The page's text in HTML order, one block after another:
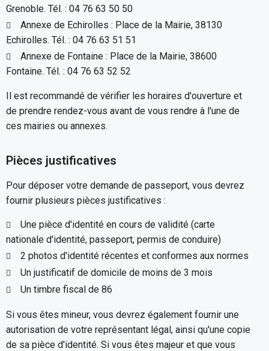
Grenoble. Tél. : 04 76 63 50 50
Annexe de Echirolles : Place de la Mairie, 38130
Echirolles. Tél. : 04 76 63 51 51
Annexe de Fontaine : Place de la Mairie, 38600
Fontaine. Tél. : 04 76 63 52 52
Il est recommandé de vérifier les horaires d'ouverture et
de prendre rendez-vous avant de vous rendre à l'une de
ces mairies ou annexes.
Pièces justificatives
Pour déposer votre demande de passeport, vous devrez
fournir plusieurs pièces justificatives :
Une pièce d'identité en cours de validité (carte
nationale d'identité, passeport, permis de conduire)
2 photos d'identité récentes et conformes aux normes
Un justificatif de domicile de moins de 3 mois
Un timbre fiscal de 86
Si vous êtes mineur, vous devrez également fournir une
autorisation de votre représentant légal, ainsi qu'une copie
de sa pièce d'identité. Si vous êtes majeur et que vous